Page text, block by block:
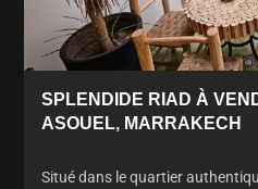
SPLENDIDE RIAD À
ASOUEL, MARRAKECH
Situé dans le quartier